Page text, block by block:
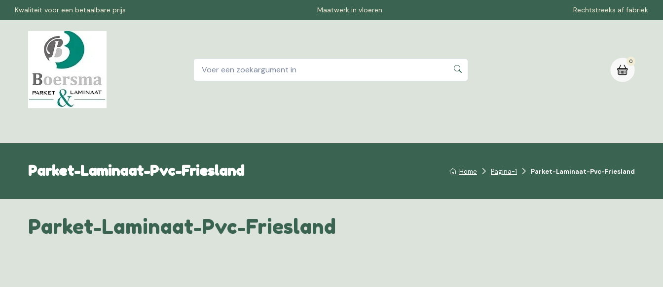
Kwaliteit voor een betaalbare prijs Maatwerk in vloeren Rechtstreeks af fabriek
0
Home Pagina-1 Parket-Laminaat-Pvc-Friesland
Parket-Laminaat-Pvc-Friesland
Parket-Laminaat-Pvc-Friesland